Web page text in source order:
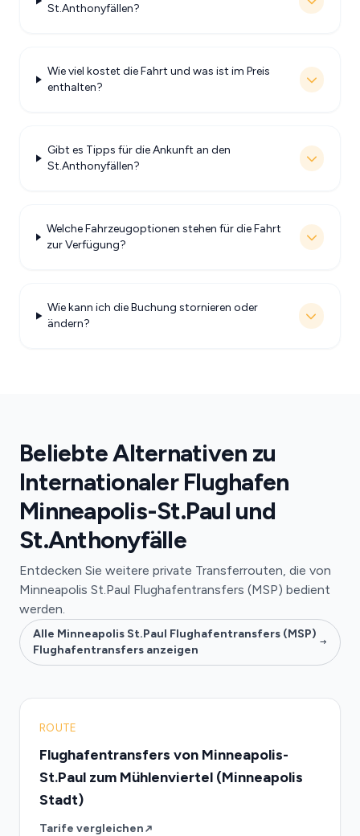
St.Anthonyfällen?
Wie viel kostet die Fahrt und was ist im Preis
enthalten?
Gibt es Tipps für die Ankunft an den
St.Anthonyfällen?
Welche Fahrzeugoptionen stehen für die Fahrt
zur Verfügung?
Wie kann ich die Buchung stornieren oder
ändern?
Beliebte Alternativen zu
Internationaler Flughafen
Minneapolis-St.Paul und
St.Anthonyfälle
Entdecken Sie weitere private Transferrouten, die von
Minneapolis St.Paul Flughafentransfers (MSP) bedient
werden.
Alle Minneapolis St.Paul Flughafentransfers (MSP)
Flughafentransfers anzeigen
ROUTE
Flughafentransfers von Minneapolis-
St.Paul zum Mühlenviertel (Minneapolis
Stadt)
Tarife vergleichen